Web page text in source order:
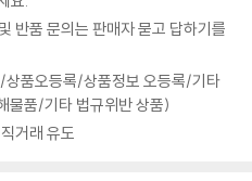
록
분량을 알 수 없다는 점이다. 녹화가
넣었다고요?’라고 제작진에게 되물
혀의 감각과 손재간만으로 본능
반품 문의는 판매자 묻고 답하기를
품오등록/상품정보 오등록/기타
물품/기타 법규위반 상품)
거래 유도